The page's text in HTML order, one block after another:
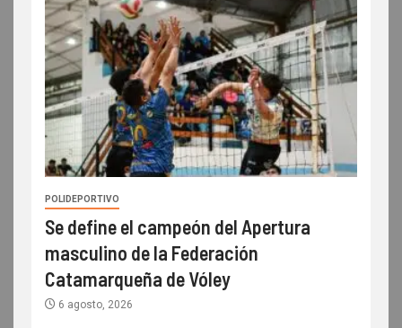
POLIDEPORTIVO
Se define el campeón del Apertura
masculino de la Federación
Catamarqueña de Vóley
6 agosto, 2026